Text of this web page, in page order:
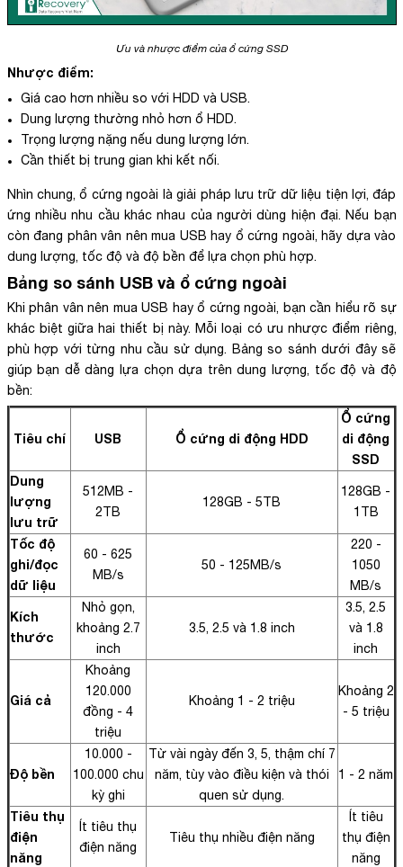
Ưu và nhược điểm của ổ cứng SSD
Nhược điểm:
Giá cao hơn nhiều so với HDD và USB.
Dung lượng thường nhỏ hơn ổ HDD.
Trọng lượng nặng nếu dung lượng lớn.
Cần thiết bị trung gian khi kết nối.
Nhìn chung, ổ cứng ngoài là giải pháp lưu trữ dữ liệu tiện lợi, đáp
ứng nhiều nhu cầu khác nhau của người dùng hiện đại. Nếu bạn
còn đang phân vân nên mua USB hay ổ cứng ngoài, hãy dựa vào
dung lượng, tốc độ và độ bền để lựa chọn phù hợp.
Bảng so sánh USB và ổ cứng ngoài
Khi phân vân nên mua USB hay ổ cứng ngoài, bạn cần hiểu rõ sự
khác biệt giữa hai thiết bị này. Mỗi loại có ưu nhược điểm riêng,
phù hợp với từng nhu cầu sử dụng. Bảng so sánh dưới đây sẽ
giúp bạn dễ dàng lựa chọn dựa trên dung lượng, tốc độ và độ
bền:
Tiêu chí USB Ổ cứng di động HDD
Ổ cứng
di động
SSD
Dung
lượng
lưu trữ
512MB -
2TB
128GB - 5TB
128GB -
1TB
Tốc độ
ghi/đọc
dữ liệu
60 - 625
MB/s
50 - 125MB/s
220 -
1050
MB/s
Kích
thước
Nhỏ gọn,
khoảng 2.7
inch
3.5, 2.5 và 1.8 inch
3.5, 2.5
và 1.8
inch
Giá cả
Khoảng
120.000
đồng - 4
triệu
Khoảng 1 - 2 triệu
Khoảng 2
- 5 triệu
Độ bền
10.000 -
100.000 chu
kỳ ghi
Từ vài ngày đến 3, 5, thậm chí 7
năm, tùy vào điều kiện và thói
quen sử dụng.
1 - 2 năm
Tiêu thụ
điện
năng
Ít tiêu thụ
điện năng
Tiêu thụ nhiều điện năng
Ít tiêu
thụ điện
năng